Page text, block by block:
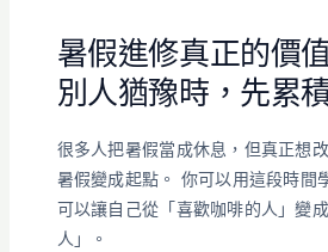
暑假進修真正的價
別人猶豫時，先累
很多人把暑假當成休息，但真正想
暑假變成起點。 你可以用這段時間
可以讓自己從「喜歡咖啡的人」變
人」。